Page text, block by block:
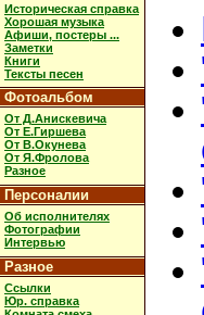
Историческая справка
Хорошая музыка
Афиши, постеры ...
Заметки
Книги
Тексты песен
Фотоальбом
От Д.Анискевича
От Е.Гиршева
От В.Окунева
От Я.Фролова
Разное
Персоналии
Об исполнителях
Фотографии
Интервью
Разное
Ссылки
Юр. справка